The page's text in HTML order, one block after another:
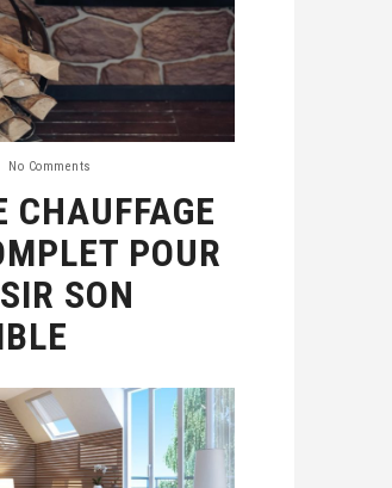
No Comments
CHAUFFAGE
POUR
SON